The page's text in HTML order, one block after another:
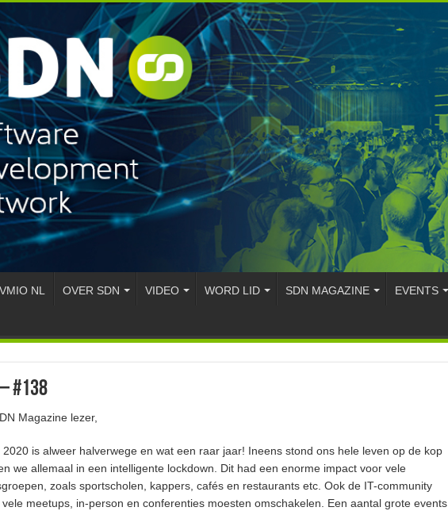
NL OVER SDN VIDEO WORD LID SDN MAGAZINE EVENTS
#138
Magazine lezer,
2020 is alweer halverwege en wat een raar jaar! Ineens stond ons hele leven op de kop
we allemaal in een intelligente lockdown. Dit had een enorme impact voor vele
zoals sportscholen, kappers, cafés en restaurants etc. Ook de IT-community
vele meetups, in-person en conferenties moesten omschakelen. Een aantal grote events